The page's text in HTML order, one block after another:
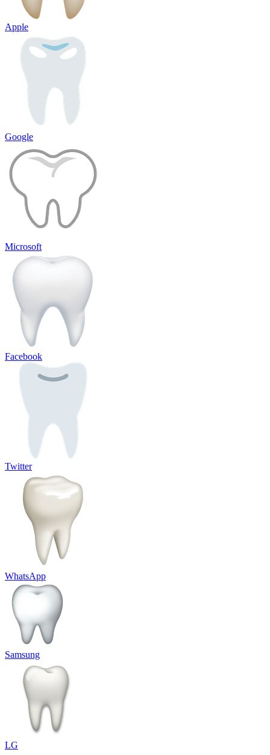
Apple
Google
Microsoft
Facebook
Twitter
WhatsApp
Samsung
LG